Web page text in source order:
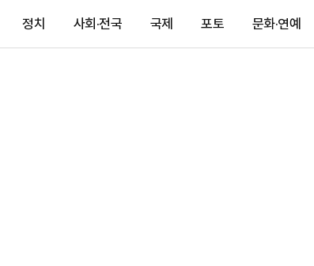
정치 사회·전국 국제 포토 문화·연예